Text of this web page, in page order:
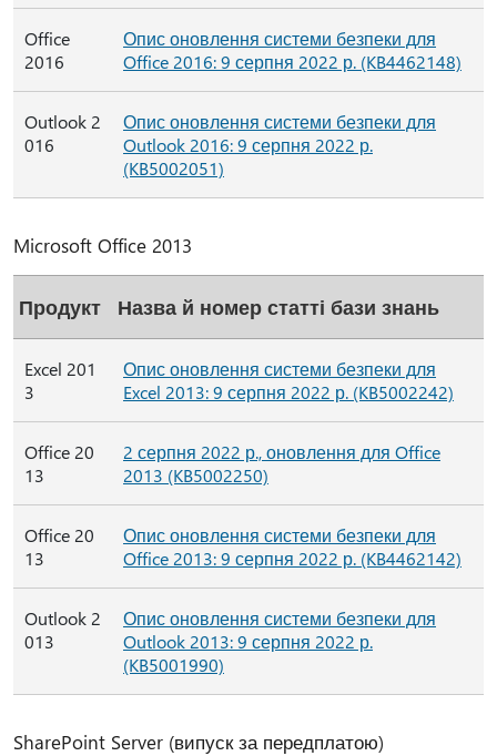
Office
2016
Опис оновлення системи безпеки для
Office 2016: 9 серпня 2022 р. (KB4462148)
Outlook 2
016
Опис оновлення системи безпеки для
Outlook 2016: 9 серпня 2022 р.
(KB5002051)
Microsoft Office 2013
Продукт Назва й номер статті бази знань
Excel 201
3
Опис оновлення системи безпеки для
Excel 2013: 9 серпня 2022 р. (KB5002242)
Office 20
13
2 серпня 2022 р., оновлення для Office
2013 (KB5002250)
Office 20
13
Опис оновлення системи безпеки для
Office 2013: 9 серпня 2022 р. (KB4462142)
Outlook 2
013
Опис оновлення системи безпеки для
Outlook 2013: 9 серпня 2022 р.
(KB5001990)
SharePoint Server (випуск за передплатою)